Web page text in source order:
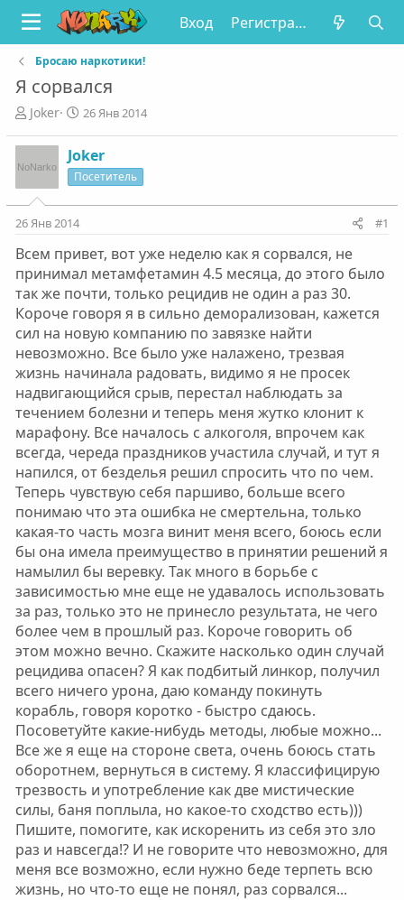
Вход Регистрация
Бросаю наркотики!
Я сорвался
А
т
о
т
м
ы
Joker
Д
т
а
н
л
26 Янв 2014
Joker
Посетитель
26 Янв 2014 #1
Всем привет, вот уже неделю как я сорвался, не
принимал метамфетамин 4.5 месяца, до этого было
так же почти, только рецидив не один а раз 30.
Короче говоря я в сильно деморализован, кажется
сил на новую компанию по завязке найти
невозможно. Все было уже налажено, трезвая
жизнь начинала радовать, видимо я не просек
надвигающийся срыв, перестал наблюдать за
течением болезни и теперь меня жутко клонит к
марафону. Все началось с алкоголя, впрочем как
всегда, череда праздников участила случай, и тут я
напился, от безделья решил спросить что по чем.
Теперь чувствую себя паршиво, больше всего
понимаю что эта ошибка не смертельна, только
какая-то часть мозга винит меня всего, боюсь если
бы она имела преимущество в принятии решений я
намылил бы веревку. Так много в борьбе с
зависимостью мне еще не удавалось использовать
за раз, только это не принесло результата, не чего
более чем в прошлый раз. Короче говорить об
этом можно вечно. Скажите насколько один случай
рецидива опасен? Я как подбитый линкор, получил
всего ничего урона, даю команду покинуть
корабль, говоря коротко - быстро сдаюсь.
Посоветуйте какие-нибудь методы, любые можно...
Все же я еще на стороне света, очень боюсь стать
оборотнем, вернуться в систему. Я классифицирую
трезвость и употребление как две мистические
силы, баня поплыла, но какое-то сходство есть)))
Пишите, помогите, как искоренить из себя это зло
раз и навсегда!? И не говорите что невозможно, для
меня все возможно, если нужно беде терпеть всю
жизнь, но что-то еще не понял, раз сорвался...